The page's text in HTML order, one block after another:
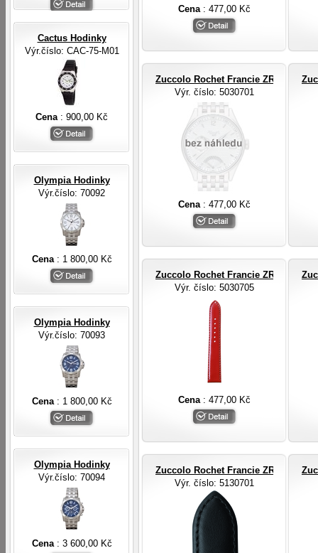
Cena : 477,00 Kč
Zuccolo Rochet Francie ZRC
Výr. číslo: 5030701
Cena : 477,00 Kč
Zuccolo Rochet Francie ZRC
Výr. číslo: 5030705
Cena : 477,00 Kč
Zuccolo Rochet Francie ZRC
Výr. číslo: 5130701
Cactus Hodinky
Výr.číslo: CAC-75-M01
Cena : 900,00 Kč
Olympia Hodinky
Výr.číslo: 70092
Cena : 1 800,00 Kč
Olympia Hodinky
Výr.číslo: 70093
Cena : 1 800,00 Kč
Olympia Hodinky
Výr.číslo: 70094
Cena : 3 600,00 Kč